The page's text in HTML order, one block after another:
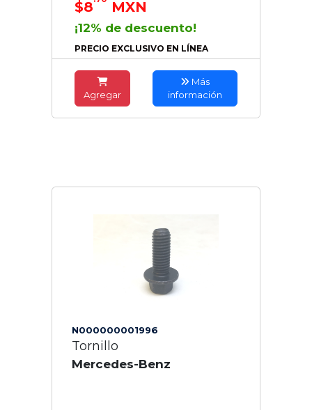
$8 MXN
¡12% de descuento!
PRECIO EXCLUSIVO EN LÍNEA
Agregar
Más
información
N000000001996
Tornillo
Mercedes-Benz